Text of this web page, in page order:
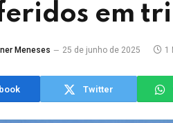
em
Meneses 25 de junho de 2025 1
Twitter